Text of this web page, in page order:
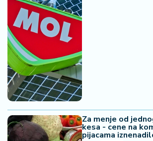
Za menje od
kesa - cene na
pijacama